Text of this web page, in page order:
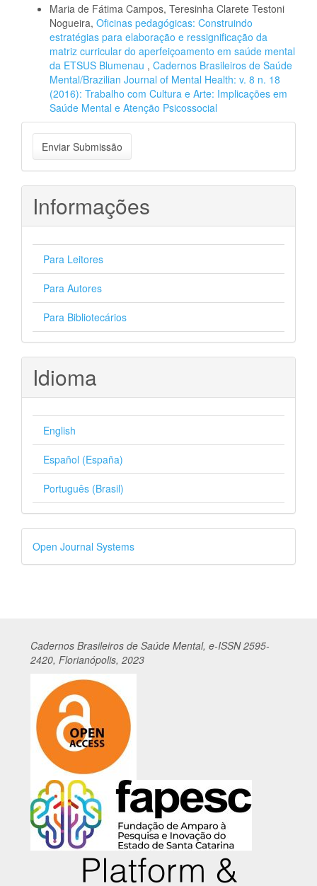
Maria de Fátima Campos, Teresinha Clarete Testoni
Nogueira, Oficinas pedagógicas: Construindo
estratégias para elaboração e ressignificação da
matriz curricular do aperfeiçoamento em saúde mental
da ETSUS Blumenau , Cadernos Brasileiros de Saúde
Mental/Brazilian Journal of Mental Health: v. 8 n. 18
(2016): Trabalho com Cultura e Arte: Implicações em
Saúde Mental e Atenção Psicossocial
Enviar
Submissão
Enviar Submissão
Informações
Para Leitores
Para Autores
Para Bibliotecários
Idioma
English
Español (España)
Português (Brasil)
Desenvolvido
por
Open Journal Systems
Cadernos Brasileiros de Saúde Mental, e-ISSN 2595-
2420, Florianópolis, 2023